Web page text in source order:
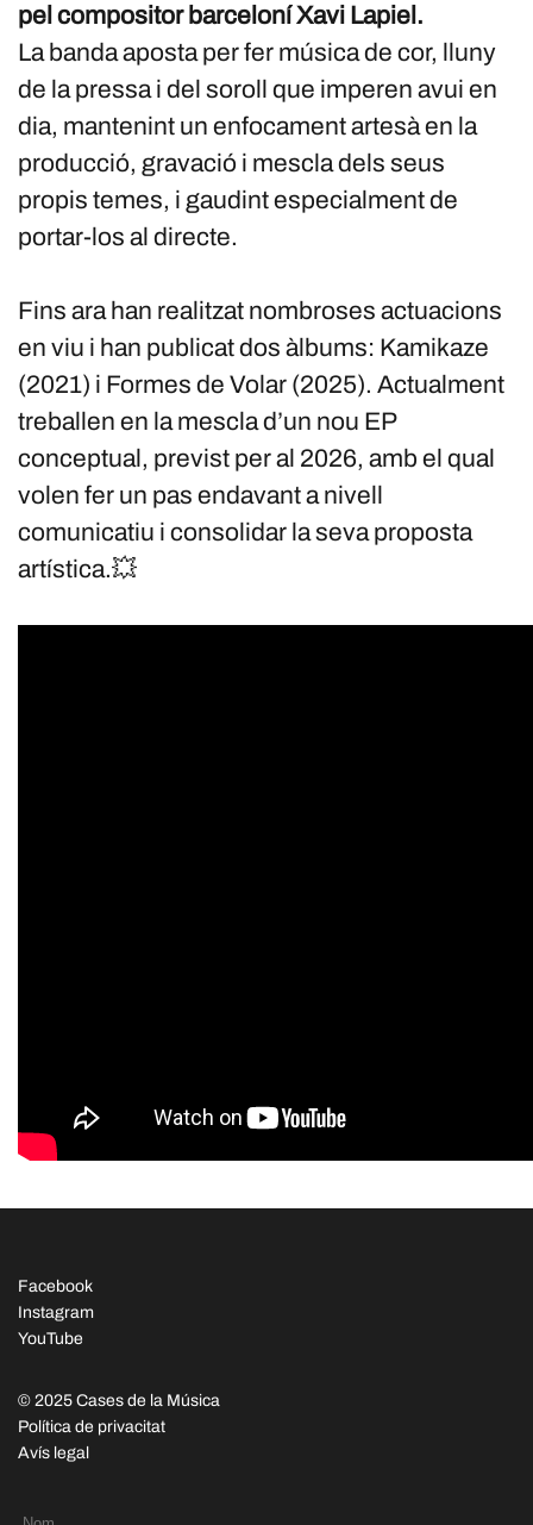
pel compositor barceloní Xavi Lapiel.
La banda aposta per fer música de cor, lluny
de la pressa i del soroll que imperen avui en
dia, mantenint un enfocament artesà en la
producció, gravació i mescla dels seus
propis temes, i gaudint especialment de
portar-los al directe.
Fins ara han realitzat nombroses actuacions
en viu i han publicat dos àlbums: Kamikaze
(2021) i Formes de Volar (2025). Actualment
treballen en la mescla d’un nou EP
conceptual, previst per al 2026, amb el qual
volen fer un pas endavant a nivell
comunicatiu i consolidar la seva proposta
artística.💥
Facebook
Instagram
YouTube
© 2025 Cases de la Música
Política de privacitat
Avís legal